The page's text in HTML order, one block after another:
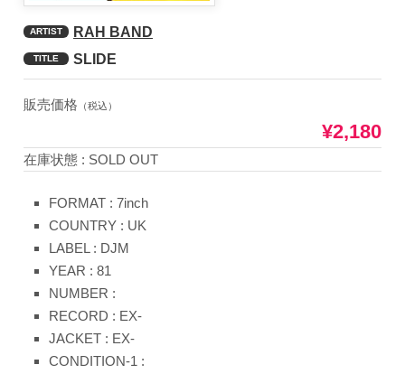
ARTIST RAH BAND
TITLE SLIDE
販売価格 （税込）
¥2,180
在庫状態 : SOLD OUT
FORMAT : 7inch
COUNTRY : UK
LABEL : DJM
YEAR : 81
NUMBER :
RECORD : EX-
JACKET : EX-
CONDITION-1 :